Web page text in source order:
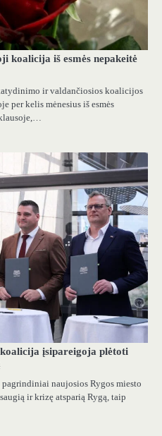
koalicija iš esmės nepakeitė
ir valdančiosios koalicijos
per kelis mėnesius iš esmės
įsipareigoja plėtoti
naujosios Rygos miesto
ir krizę atsparią Rygą, taip